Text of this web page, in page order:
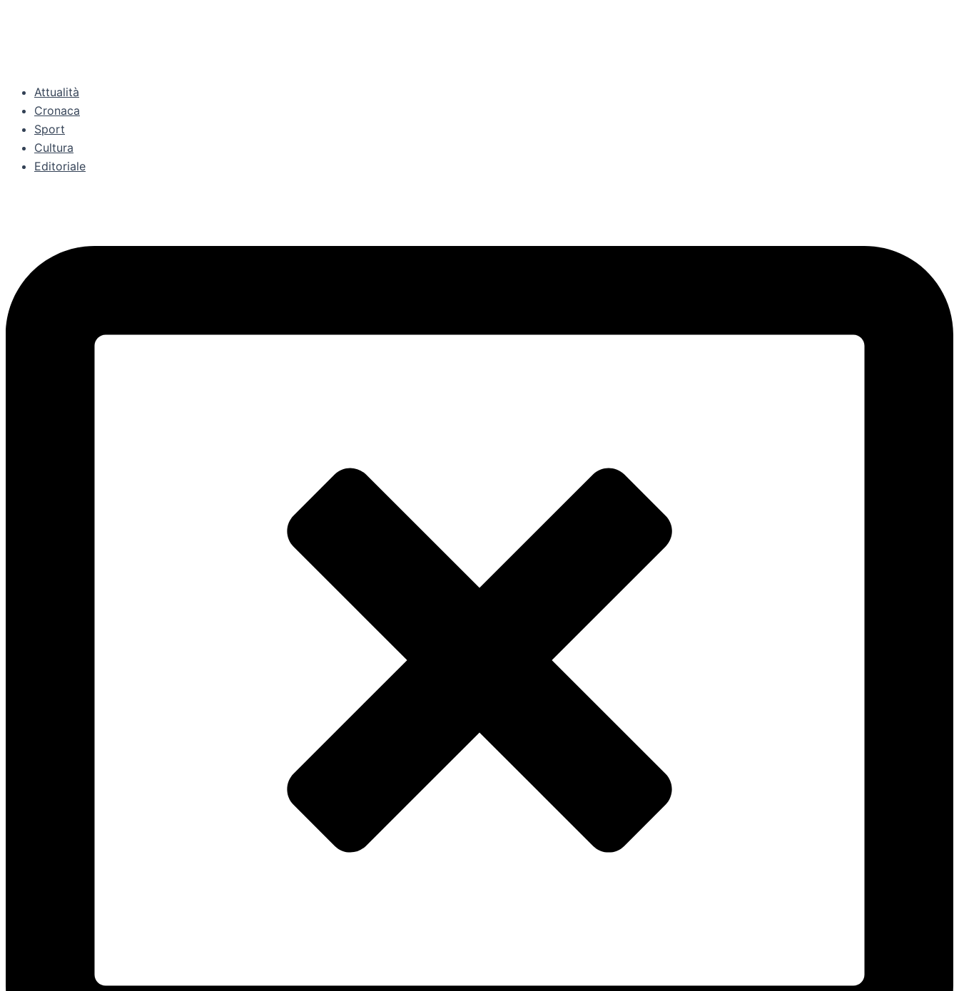
Attualità
Cronaca
Sport
Cultura
Editoriale